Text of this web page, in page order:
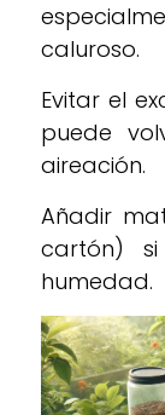
caluroso.
Evitar el
puede
aireación.
Añadir
cartón)
humedad.